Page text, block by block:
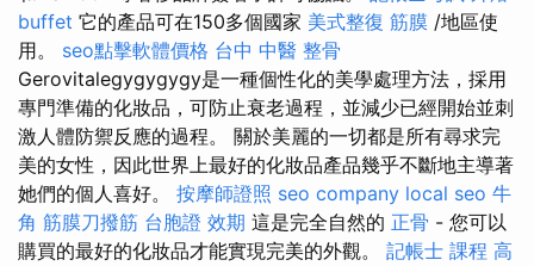
buffet 它的產品可在150多個國家 美式整復 筋膜 /地區使
用。 seo點擊軟體價格 台中 中醫 整骨
Gerovitalegygygygy是一種個性化的美學處理方法，採用
專門準備的化妝品，可防止衰老過程，並減少已經開始並刺
激人體防禦反應的過程。 關於美麗的一切都是所有尋求完
美的女性，因此世界上最好的化妝品產品幾乎不斷地主導著
她們的個人喜好。 按摩師證照 seo company local seo 牛
角 筋膜刀撥筋 台胞證 效期 這是完全自然的 正骨 - 您可以
購買的最好的化妝品才能實現完美的外觀。 記帳士 課程 高